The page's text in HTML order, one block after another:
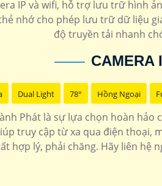
IP và wifi, hỗ trợ lưu trữ hình
nhớ cho phép lưu trữ dữ liệu
độ truyền tải nhanh
CAMERA
Dual Light 78° Hồng Ngoại
Phát là sự lựa chọn hoàn
truy cập từ xa qua điện
hợp lý, phải chăng. Hãy liên hệ